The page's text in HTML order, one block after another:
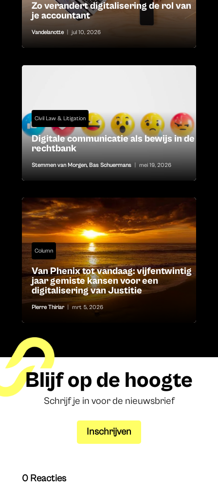
Zo verandert digitalisering de rol van
je accountant
Vandelanotte jul 10, 2026
Civil Law & Litigation
Digitale communicatie als bewijs in de
rechtbank
Stemmen van Morgen, Bas Schuermans mei 19, 2026
Column
Van Phenix tot vandaag: vijfentwintig
jaar gemiste kansen voor een
digitalisering van Justitie
Pierre Thiriar mrt 5, 2026
Blijf op de hoogte
Schrijf je in voor de nieuwsbrief
Inschrijven
0 Reacties